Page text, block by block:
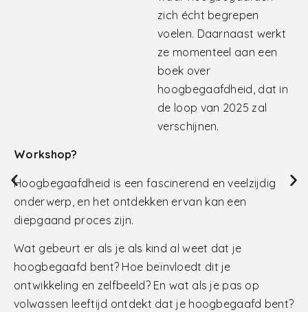
zich écht begrepen
voelen. Daarnaast werkt
ze momenteel aan een
boek over
hoogbegaafdheid, dat in
de loop van 2025 zal
verschijnen.
Workshop?
Hoogbegaafdheid is een fascinerend en veelzijdig
onderwerp, en het ontdekken ervan kan een
diepgaand proces zijn.
Wat gebeurt er als je als kind al weet dat je
hoogbegaafd bent? Hoe beïnvloedt dit je
ontwikkeling en zelfbeeld? En wat als je pas op
volwassen leeftijd ontdekt dat je hoogbegaafd bent?